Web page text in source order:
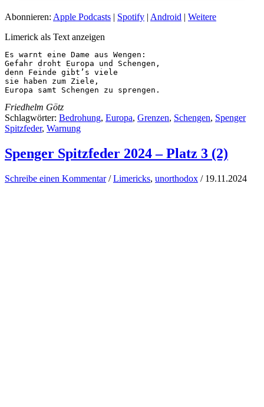
Abonnieren: Apple Podcasts | Spotify | Android | Weitere
Limerick als Text anzeigen
Es warnt eine Dame aus Wengen:
Gefahr droht Europa und Schengen,
denn Feinde gibt’s viele
sie haben zum Ziele,
Europa samt Schengen zu sprengen.
Friedhelm Götz
Schlagwörter: Bedrohung, Europa, Grenzen, Schengen, Spenger
Spitzfeder, Warnung
Spenger Spitzfeder 2024 – Platz 3 (2)
Schreibe einen Kommentar /Limericks, unorthodox / 19.11.2024